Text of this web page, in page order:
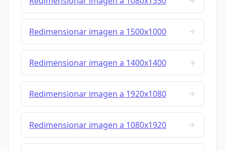
Redimensionar imagen a 1500x1000
Redimensionar imagen a 1400x1400
Redimensionar imagen a 1920x1080
Redimensionar imagen a 1080x1920